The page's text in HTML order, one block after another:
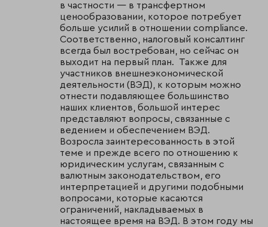
в частности — в трансфертном
ценообразовании, которое потребует
больше усилий в отношении compliance.
Соответственно, налоговый консалтинг
всегда был востребован, но сейчас он
выходит на первый план. Также для
участников внешнеэкономической
деятельности (ВЭД), к которым можно
отнести подавляющее большинство
наших клиентов, большой интерес
представляют вопросы, связанные с
ведением и обеспечением ВЭД.
Возросла заинтересованность в этой
теме и прежде всего по отношению к
юридическим услугам, связанным с
валютным законодательством, его
интерпретацией и другими подобными
вопросами, которые касаются
ограничений, накладываемых в
настоящее время на ВЭД. В этом году мы